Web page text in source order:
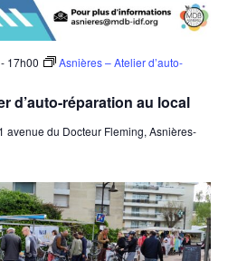
d’auto-réparation au local
- 17h00
Asnières – Atelier d’auto-
1 avenue du Docteur Fleming, Asnières-